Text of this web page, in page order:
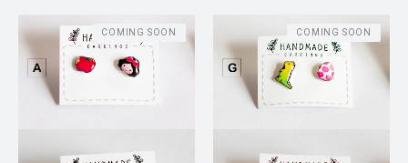
COMING SOON COMING SOON